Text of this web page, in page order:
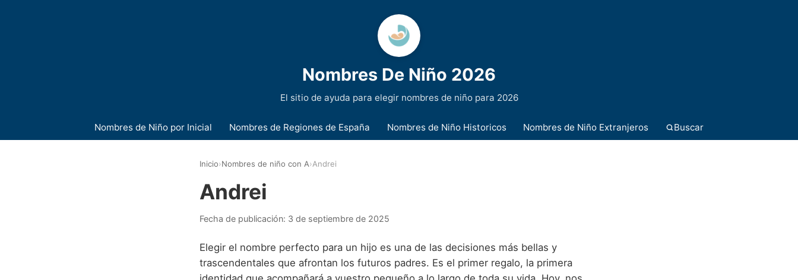
Nombres De Niño 2026
El sitio de ayuda para elegir nombres de niño para 2026
Nombres de Niño por Inicial Nombres de Regiones de España Nombres de Niño Historicos Nombres de Niño Extranjeros Buscar
Inicio›Nombres de niño con A›Andrei
Andrei
Fecha de publicación: 3 de septiembre de 2025
Elegir el nombre perfecto para un hijo es una de las decisiones más bellas y
trascendentales que afrontan los futuros padres. Es el primer regalo, la primera